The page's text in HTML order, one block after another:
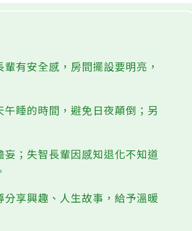
有安全感，房間擺設要明亮，
睡的時間，避免日夜顛倒；另
；失智長輩因感知退化不知道
享興趣、人生故事，給予溫暖